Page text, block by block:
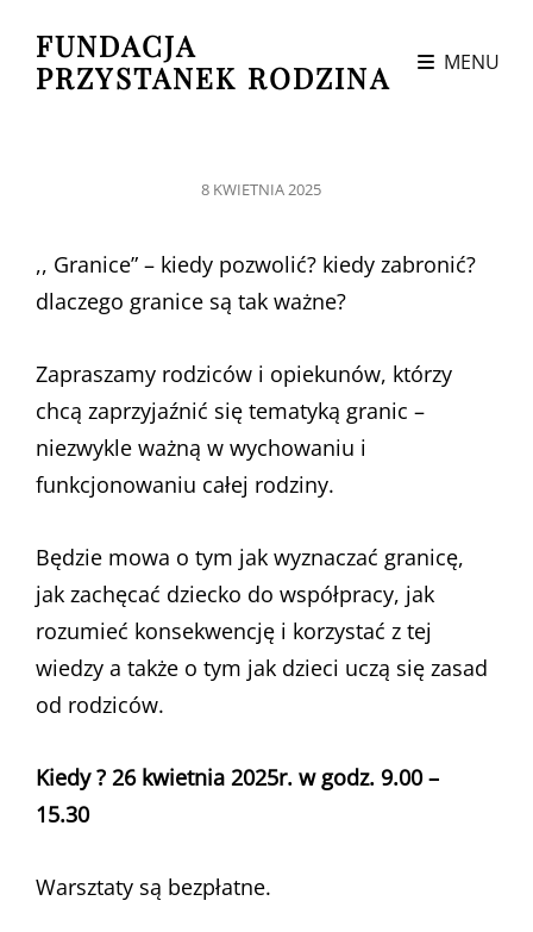
FUNDACJA
PRZYSTANEK RODZINA
MENU
POSTED
8 KWIETNIA 2025
,, Granice” – kiedy pozwolić? kiedy zabronić?
dlaczego granice są tak ważne?
Zapraszamy rodziców i opiekunów, którzy
chcą zaprzyjaźnić się tematyką granic –
niezwykle ważną w wychowaniu i
funkcjonowaniu całej rodziny.
Będzie mowa o tym jak wyznaczać granicę,
jak zachęcać dziecko do współpracy, jak
rozumieć konsekwencję i korzystać z tej
wiedzy a także o tym jak dzieci uczą się zasad
od rodziców.
Kiedy ? 26 kwietnia 2025r. w godz. 9.00 –
15.30
Warsztaty są bezpłatne.